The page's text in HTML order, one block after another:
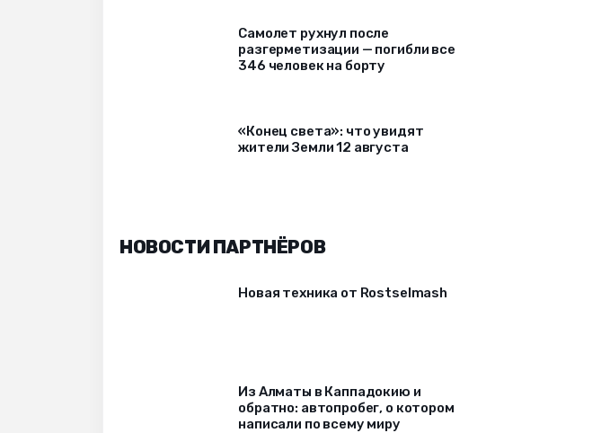
Самолет рухнул после
разгерметизации — погибли все
346 человек на борту
«Конец света»: что увидят
жители Земли 12 августа
НОВОСТИ ПАРТНЁРОВ
Новая техника от Rostselmash
Из Алматы в Каппадокию и
обратно: автопробег, о котором
написали по всему миру